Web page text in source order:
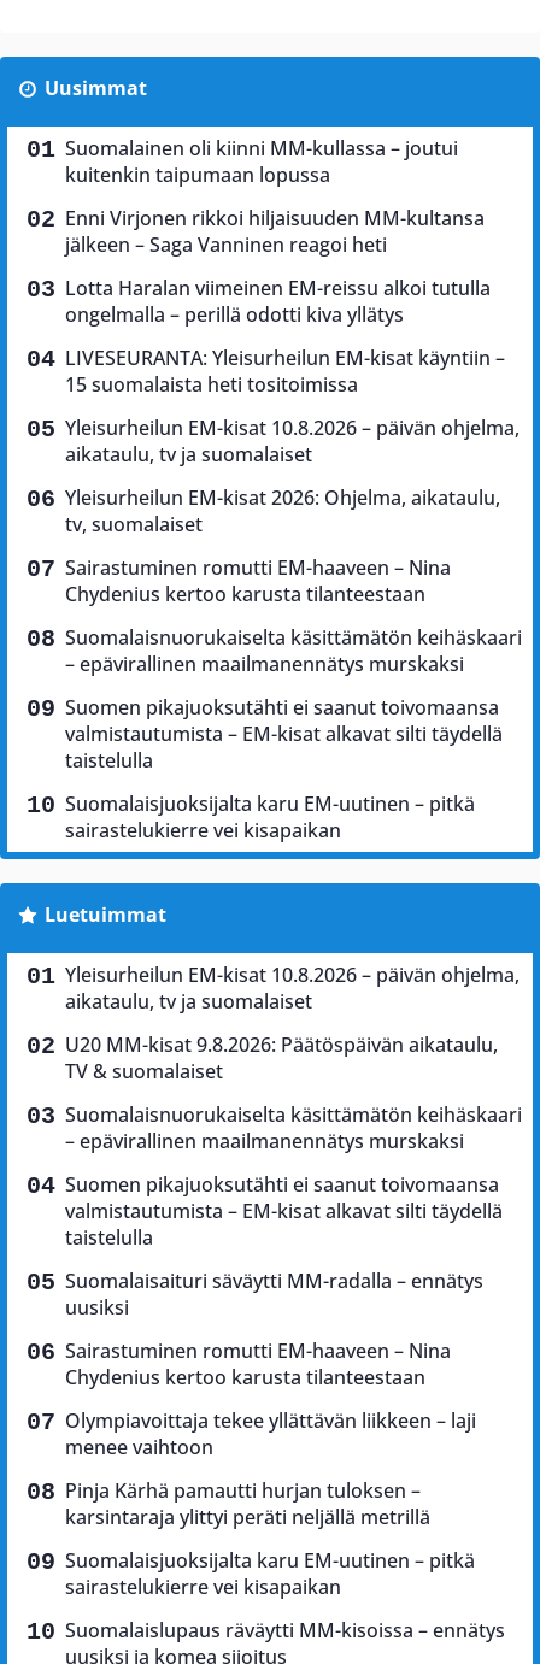
Uusimmat
Suomalainen oli kiinni MM-kullassa – joutui
kuitenkin taipumaan lopussa
Enni Virjonen rikkoi hiljaisuuden MM-kultansa
jälkeen – Saga Vanninen reagoi heti
Lotta Haralan viimeinen EM-reissu alkoi tutulla
ongelmalla – perillä odotti kiva yllätys
LIVESEURANTA: Yleisurheilun EM-kisat käyntiin –
15 suomalaista heti tositoimissa
Yleisurheilun EM-kisat 10.8.2026 – päivän ohjelma,
aikataulu, tv ja suomalaiset
Yleisurheilun EM-kisat 2026: Ohjelma, aikataulu,
tv, suomalaiset
Sairastuminen romutti EM-haaveen – Nina
Chydenius kertoo karusta tilanteestaan
Suomalaisnuorukaiselta käsittämätön keihäskaari
– epävirallinen maailmanennätys murskaksi
Suomen pikajuoksutähti ei saanut toivomaansa
valmistautumista – EM-kisat alkavat silti täydellä
taistelulla
Suomalaisjuoksijalta karu EM-uutinen – pitkä
sairastelukierre vei kisapaikan
Luetuimmat
Yleisurheilun EM-kisat 10.8.2026 – päivän ohjelma,
aikataulu, tv ja suomalaiset
U20 MM-kisat 9.8.2026: Päätöspäivän aikataulu,
TV & suomalaiset
Suomalaisnuorukaiselta käsittämätön keihäskaari
– epävirallinen maailmanennätys murskaksi
Suomen pikajuoksutähti ei saanut toivomaansa
valmistautumista – EM-kisat alkavat silti täydellä
taistelulla
Suomalaisaituri säväytti MM-radalla – ennätys
uusiksi
Sairastuminen romutti EM-haaveen – Nina
Chydenius kertoo karusta tilanteestaan
Olympiavoittaja tekee yllättävän liikkeen – laji
menee vaihtoon
Pinja Kärhä pamautti hurjan tuloksen –
karsintaraja ylittyi peräti neljällä metrillä
Suomalaisjuoksijalta karu EM-uutinen – pitkä
sairastelukierre vei kisapaikan
Suomalaislupaus räväytti MM-kisoissa – ennätys
uusiksi ja komea sijoitus